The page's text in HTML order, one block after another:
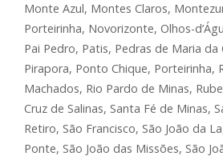
Monte Azul, Montes Claros,
Porteirinha, Novorizonte, Olhos-
Pai Pedro, Patis, Pedras de Maria da
Pirapora, Ponto Chique, Porteirinha,
Machados, Rio Pardo de Minas,
Cruz de Salinas, Santa Fé de Minas,
Retiro, São Francisco, São João da
Ponte, São João das Missões, São